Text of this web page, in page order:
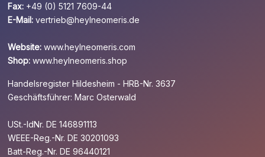
Fax: +49 (0) 5121 7609-44
E-Mail: vertrieb@heylneomeris.de
Website: www.heylneomeris.com
Shop: www.heylneomeris.shop
Handelsregister Hildesheim - HRB-Nr. 3637
Geschäftsführer: Marc Osterwald
USt.-IdNr. DE 146891113
WEEE-Reg.-Nr. DE 30201093
Batt-Reg.-Nr. DE 96440121